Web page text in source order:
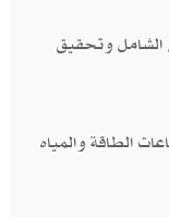
الشامل وتحقيق
الطاقة والمياه